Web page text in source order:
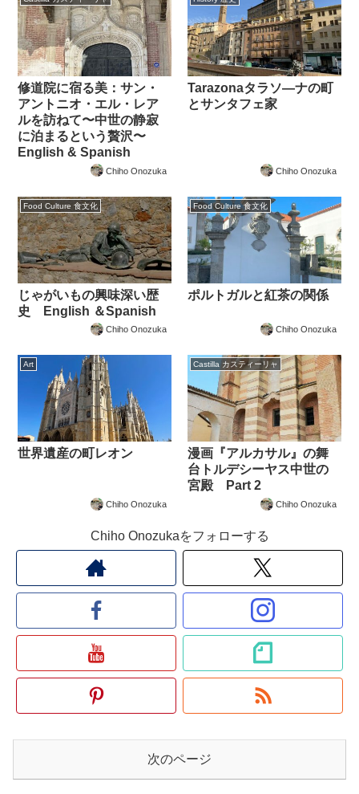
修道院に宿る美：サン・
アントニオ・エル・レア
ルを訪ねて〜中世の静寂
に泊まるという贅沢〜
English & Spanish
Chiho Onozuka
Tarazonaタラソ―ナの町
とサンタフェ家
Chiho Onozuka
Food Culture 食文化
じゃがいもの興味深い歴
史 English ＆Spanish
Chiho Onozuka
Food Culture 食文化
ポルトガルと紅茶の関係
Chiho Onozuka
Art
世界遺産の町レオン
Chiho Onozuka
Castilla カスティーリャ
漫画『アルカサル』の舞
台トルデシーヤス中世の
宮殿 Part 2
Chiho Onozuka
Chiho Onozukaをフォローする
次のページ